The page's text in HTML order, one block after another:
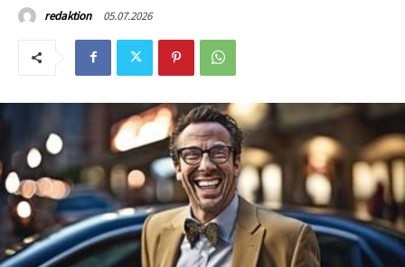
redaktion 05.07.2026